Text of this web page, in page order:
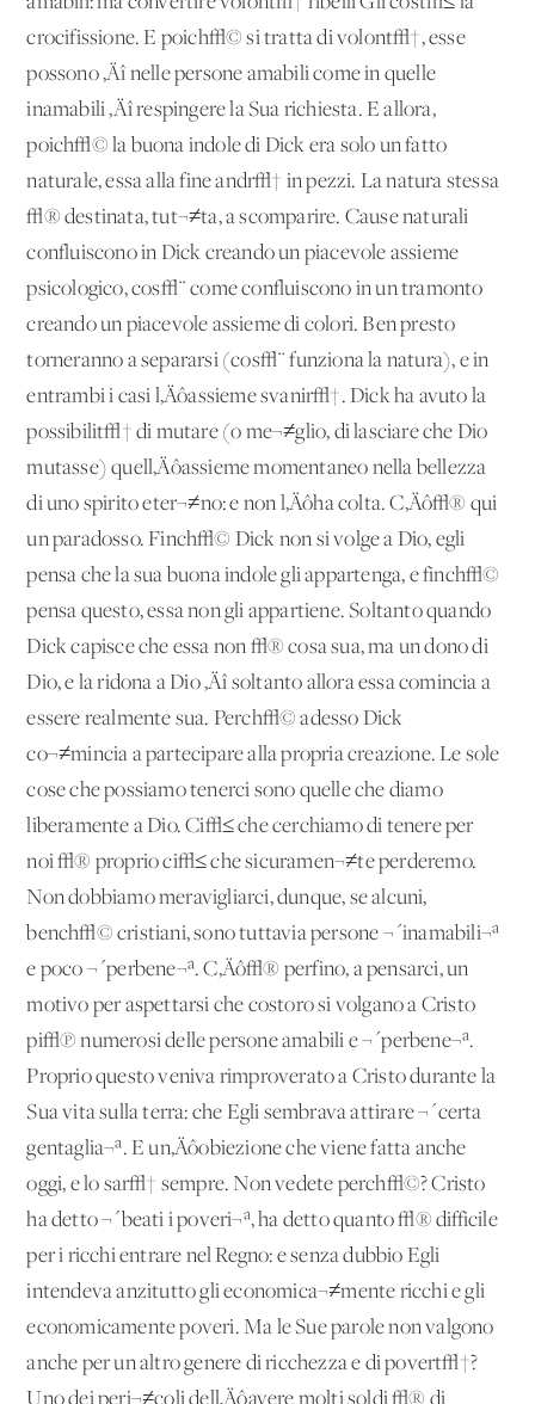
crocifissione. E poich√© si tratta di volont√†, esse
possono ‚Äî nelle persone amabili come in quelle
inamabili ‚Äî respingere la Sua richiesta. E allora,
poich√© la buona indole di Dick era solo un fatto
naturale, essa alla fine andr√† in pezzi. La natura stessa
√® destinata, tut¬≠ta, a scomparire. Cause naturali
confluiscono in Dick creando un piacevole assieme
psicologico, cos√¨ come confluiscono in un tramonto
creando un piacevole assieme di colori. Ben presto
torneranno a separarsi (cos√¨ funziona la natura), e in
entrambi i casi l‚Äôassieme svanir√†. Dick ha avuto la
possibilit√† di mutare (o me¬≠glio, di lasciare che Dio
mutasse) quell‚Äôassieme momentaneo nella bellezza
di uno spirito eter¬≠no: e non l‚Äôha colta. C‚Äô√® qui
un paradosso. Finch√© Dick non si volge a Dio, egli
pensa che la sua buona indole gli appartenga, e finch√©
pensa questo, essa non gli appartiene. Soltanto quando
Dick capisce che essa non √® cosa sua, ma un dono di
Dio, e la ridona a Dio ‚Äî soltanto allora essa comincia a
essere realmente sua. Perch√© adesso Dick
co¬≠mincia a partecipare alla propria creazione. Le sole
cose che possiamo tenerci sono quelle che diamo
liberamente a Dio. Ci√≤ che cerchiamo di tenere per
noi √® proprio ci√≤ che sicuramen¬≠te perderemo.
Non dobbiamo meravigliarci, dunque, se alcuni,
bench√© cristiani, sono tuttavia persone ¬´inamabili¬ª
e poco ¬´perbene¬ª. C‚Äô√® perfino, a pensarci, un
motivo per aspettarsi che costoro si volgano a Cristo
pi√π numerosi delle persone amabili e ¬´perbene¬ª.
Proprio questo veniva rimproverato a Cristo durante la
Sua vita sulla terra: che Egli sembrava attirare ¬´certa
gentaglia¬ª. E un‚Äôobiezione che viene fatta anche
oggi, e lo sar√† sempre. Non vedete perch√©? Cristo
ha detto ¬´beati i poveri¬ª, ha detto quanto √® difficile
per i ricchi entrare nel Regno: e senza dubbio Egli
intendeva anzitutto gli economica¬≠mente ricchi e gli
economicamente poveri. Ma le Sue parole non valgono
anche per un altro genere di ricchezza e di povert√†?
Uno dei peri¬≠coli dell‚Äôavere molti soldi √® di